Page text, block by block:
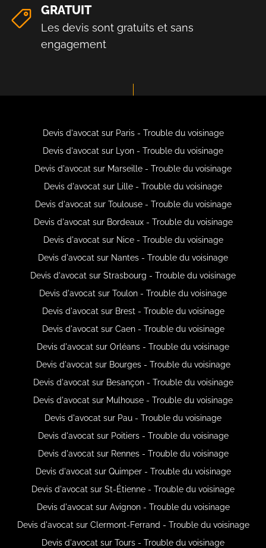
GRATUIT
Les devis sont gratuits et sans
engagement
Devis d'avocat sur Paris - Trouble du voisinage
Devis d'avocat sur Lyon - Trouble du voisinage
Devis d'avocat sur Marseille - Trouble du voisinage
Devis d'avocat sur Lille - Trouble du voisinage
Devis d'avocat sur Toulouse - Trouble du voisinage
Devis d'avocat sur Bordeaux - Trouble du voisinage
Devis d'avocat sur Nice - Trouble du voisinage
Devis d'avocat sur Nantes - Trouble du voisinage
Devis d'avocat sur Strasbourg - Trouble du voisinage
Devis d'avocat sur Toulon - Trouble du voisinage
Devis d'avocat sur Brest - Trouble du voisinage
Devis d'avocat sur Caen - Trouble du voisinage
Devis d'avocat sur Orléans - Trouble du voisinage
Devis d'avocat sur Bourges - Trouble du voisinage
Devis d'avocat sur Besançon - Trouble du voisinage
Devis d'avocat sur Mulhouse - Trouble du voisinage
Devis d'avocat sur Pau - Trouble du voisinage
Devis d'avocat sur Poitiers - Trouble du voisinage
Devis d'avocat sur Rennes - Trouble du voisinage
Devis d'avocat sur Quimper - Trouble du voisinage
Devis d'avocat sur St-Étienne - Trouble du voisinage
Devis d'avocat sur Avignon - Trouble du voisinage
Devis d'avocat sur Clermont-Ferrand - Trouble du voisinage
Devis d'avocat sur Tours - Trouble du voisinage